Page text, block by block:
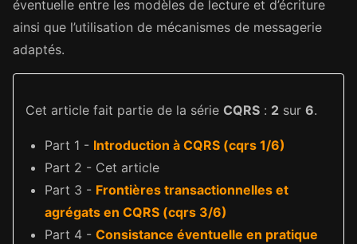
éventuelle entre les modèles de lecture et d’écriture
ainsi que l’utilisation de mécanismes de messagerie
adaptés.
Cet article fait partie de la série CQRS : 2 sur 6.
Part 1 - Introduction à CQRS (cqrs 1/6)
Part 2 - Cet article
Part 3 - Frontières transactionnelles et
agrégats en CQRS (cqrs 3/6)
Part 4 - Consistance éventuelle en pratique